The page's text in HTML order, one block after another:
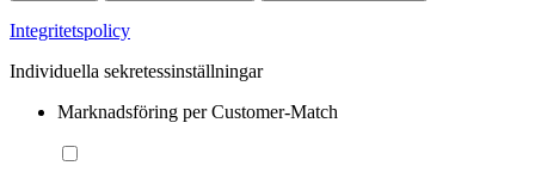
Integritetspolicy
Individuella sekretessinställningar
Marknadsföring per Customer-Match